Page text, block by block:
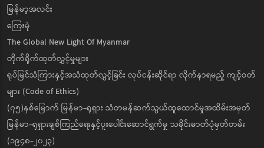
မြန်မာ့အလင်း
ကြေးမုံ
The Global New Light Of Myanmar
တိုက်ရိုက်ထုတ်လွှင့်မှုများ
ရုပ်မြင်သံကြားနှင့်အသံထုတ်လွှင့်ခြင်း လုပ်ငန်းဆိုင်ရာ လိုက်နာရမည့် ကျင့်ဝတ်
များ (Code of Ethics)
(၇၅)နှစ်မြောက် မြန်မာ-ရုရှား သံတမန်ဆက်သွယ်ထူထောင်မှုအထိမ်းအမှတ်
မြန်မာ-ရုရှားချစ်ကြည်ရေးနှင့်ပူးပေါင်းဆောင်ရွက်မှု သမိုင်းဓာတ်ပုံမှတ်တမ်း
(၁၉၄၈-၂၀၂၃)